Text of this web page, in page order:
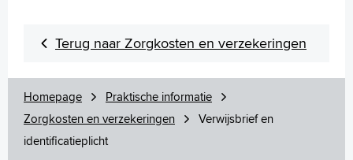
Arabisch
Terug naar Zorgkosten en verzekeringen
Homepage
Praktische informatie
Zorgkosten en verzekeringen
Verwijsbrief en
identificatieplicht